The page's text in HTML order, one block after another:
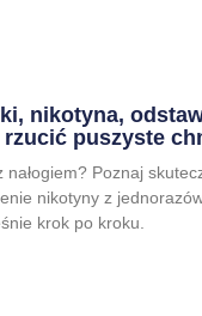
nikotyna,
rzucić puszyste
nałogiem? Poznaj
nikotyny z
krok po kroku.